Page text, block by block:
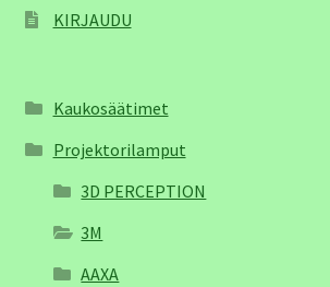
KIRJAUDU
Kaukosäätimet
Projektorilamput
3D PERCEPTION
3M
AAXA